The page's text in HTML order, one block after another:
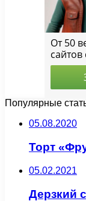
Популярные
05.08.2020
Торт
05.02.2021
Дерзкий